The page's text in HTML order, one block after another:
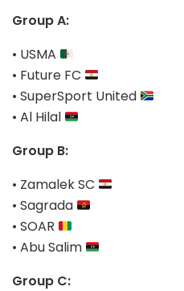
Group A:
• USMA
• Future FC
• SuperSport United
• Al Hilal
Group B:
• Zamalek SC
• Sagrada
• SOAR
• Abu Salim
Group C: